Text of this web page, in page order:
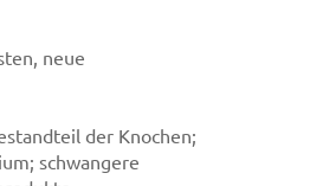
neue
der Knochen;
schwangere